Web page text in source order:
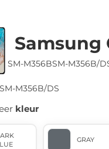
Samsung
SM-M356BSM-M356B/
SM-M356B/DS
kleur
GRAY